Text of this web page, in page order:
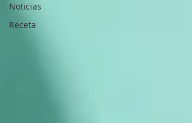
Noticias
Receta